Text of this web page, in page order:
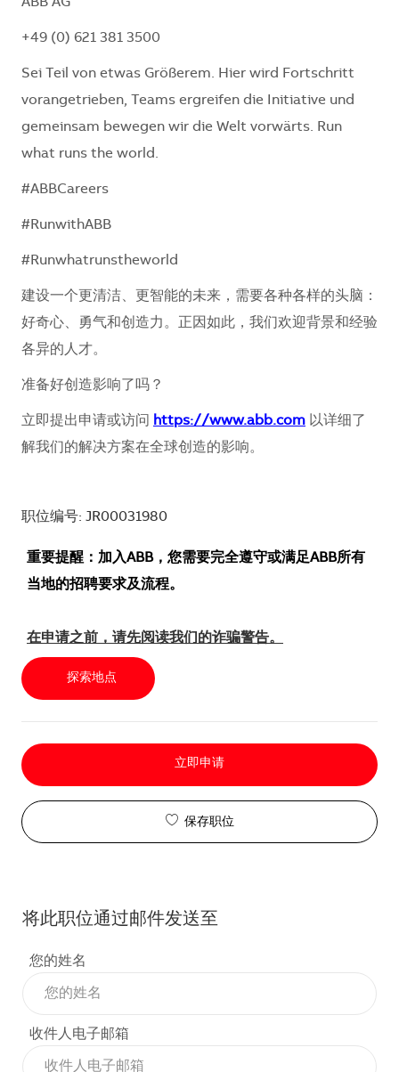
+49 (0) 621 381 3500
Sei Teil von etwas Größerem. Hier wird Fortschritt
vorangetrieben, Teams ergreifen die Initiative und
gemeinsam bewegen wir die Welt vorwärts. Run
what runs the world.
#ABBCareers
#RunwithABB
#Runwhatrunstheworld
建设一个更清洁、更智能的未来，需要各种各样的头脑：
好奇心、勇气和创造力。正因如此，我们欢迎背景和经验
各异的人才。
准备好创造影响了吗？
立即提出申请或访问 https://www.abb.com 以详细了
解我们的解决方案在全球创造的影响。
职位编号: JR00031980
重要提醒：加入ABB，您需要完全遵守或满足ABB所有
当地的招聘要求及流程。
在申请之前，请先阅读我们的诈骗警告。
探索地点
立即申请
保存职位
将此职位通过邮件发送至
您的姓名
收件人电子邮箱